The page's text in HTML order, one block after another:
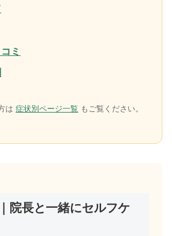
ミ
は 症状別ページ一覧 もご覧ください。
院長と一緒にセルフケ